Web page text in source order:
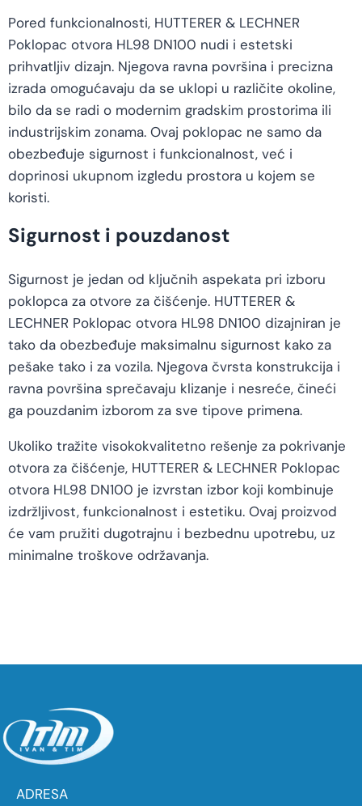
Pored funkcionalnosti, HUTTERER & LECHNER
Poklopac otvora HL98 DN100 nudi i estetski
prihvatljiv dizajn. Njegova ravna površina i precizna
izrada omogućavaju da se uklopi u različite okoline,
bilo da se radi o modernim gradskim prostorima ili
industrijskim zonama. Ovaj poklopac ne samo da
obezbeđuje sigurnost i funkcionalnost, već i
doprinosi ukupnom izgledu prostora u kojem se
koristi.
Sigurnost i pouzdanost
Sigurnost je jedan od ključnih aspekata pri izboru
poklopca za otvore za čišćenje. HUTTERER &
LECHNER Poklopac otvora HL98 DN100 dizajniran je
tako da obezbeđuje maksimalnu sigurnost kako za
pešake tako i za vozila. Njegova čvrsta konstrukcija i
ravna površina sprečavaju klizanje i nesreće, čineći
ga pouzdanim izborom za sve tipove primena.
Ukoliko tražite visokokvalitetno rešenje za pokrivanje
otvora za čišćenje, HUTTERER & LECHNER Poklopac
otvora HL98 DN100 je izvrstan izbor koji kombinuje
izdržljivost, funkcionalnost i estetiku. Ovaj proizvod
će vam pružiti dugotrajnu i bezbednu upotrebu, uz
minimalne troškove održavanja.
ADRESA